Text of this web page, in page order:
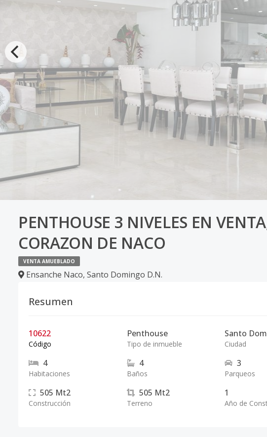
PENTHOUSE 3 NIVELES EN
CORAZON DE NACO
VENTA AMUEBLADO
Ensanche Naco, Santo Domingo D.N.
Resumen
10622
Código
Penthouse
Tipo de inmueble
Santo
Ciudad
4
Habitaciones
4
Baños
3
Parqueos
505 Mt2
Construcción
505 Mt2
Terreno
1
Año de